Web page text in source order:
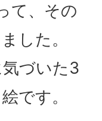
て、その
した。
づいた3
です。